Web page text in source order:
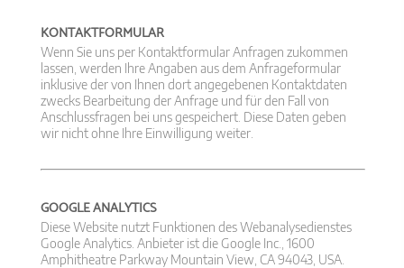
KONTAKTFORMULAR
Wenn Sie uns per Kontaktformular Anfragen zukommen
lassen, werden Ihre Angaben aus dem Anfrageformular
inklusive der von Ihnen dort angegebenen Kontaktdaten
zwecks Bearbeitung der Anfrage und für den Fall von
Anschlussfragen bei uns gespeichert. Diese Daten geben
wir nicht ohne Ihre Einwilligung weiter.
GOOGLE ANALYTICS
Diese Website nutzt Funktionen des Webanalysedienstes
Google Analytics. Anbieter ist die Google Inc., 1600
Amphitheatre Parkway Mountain View, CA 94043, USA.